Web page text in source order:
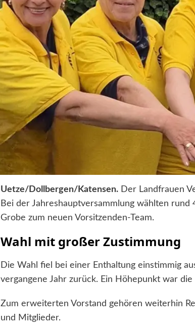
Uetze/Dollbergen/Katensen. Der Landfrauen
Bei der Jahreshauptversammlung wählten
Grobe zum neuen Vorsitzenden-Team.
Wahl mit großer Zustimmung
Die Wahl fiel bei einer Enthaltung einstimmig
vergangene Jahr zurück. Ein Höhepunkt war
Zum erweiterten Vorstand gehören weiterhin
und Mitglieder.